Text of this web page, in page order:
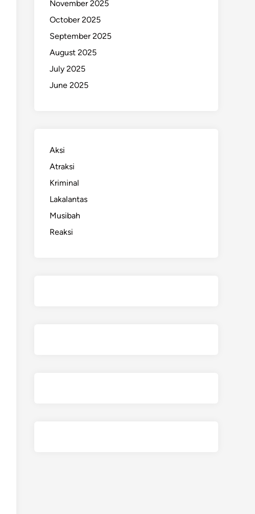
November 2025
October 2025
September 2025
August 2025
July 2025
June 2025
Aksi
Atraksi
Kriminal
Lakalantas
Musibah
Reaksi